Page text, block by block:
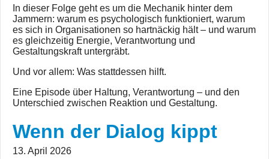
In dieser Folge geht es um die Mechanik hinter dem
Jammern: warum es psychologisch funktioniert, warum
es sich in Organisationen so hartnäckig hält – und warum
es gleichzeitig Energie, Verantwortung und
Gestaltungskraft untergräbt.
Und vor allem: Was stattdessen hilft.
Eine Episode über Haltung, Verantwortung – und den
Unterschied zwischen Reaktion und Gestaltung.
Wenn der Dialog kippt
13. April 2026